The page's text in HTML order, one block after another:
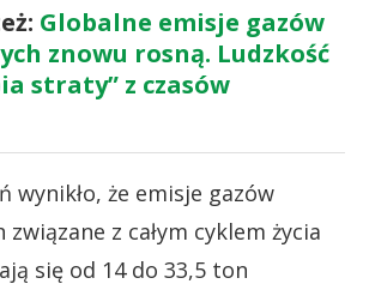
Globalne emisje gazów
znowu rosną. Ludzkość
straty” z czasów
wynikło, że emisje gazów
z całym cyklem życia
się od 14 do 33,5 ton